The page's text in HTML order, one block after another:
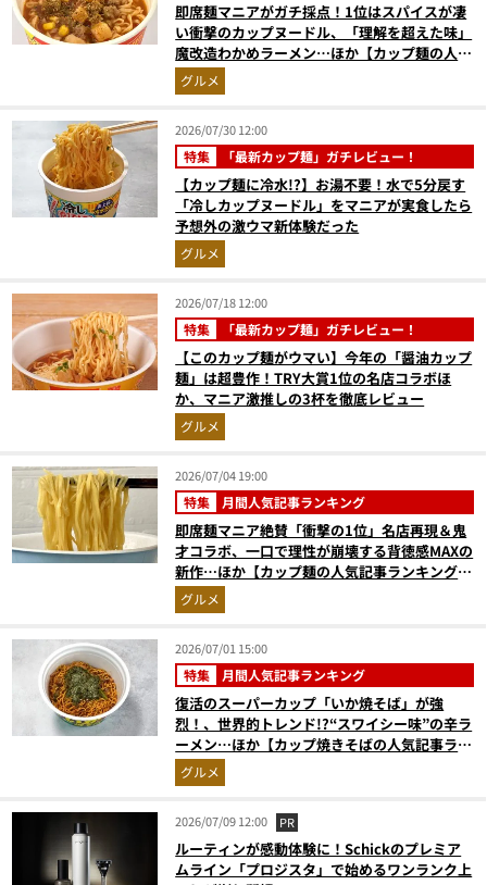
即席麺マニアがガチ採点！1位はスパイスが凄
い衝撃のカップヌードル、「理解を超えた味」
魔改造わかめラーメン…ほか【カップ麺の人気
記事ランキングベスト3】（2026年6月版）
グルメ
2026/07/30 12:00
特集 「最新カップ麺」ガチレビュー！
【カップ麺に冷水!?】お湯不要！水で5分戻す
「冷しカップヌードル」をマニアが実食したら
予想外の激ウマ新体験だった
グルメ
2026/07/18 12:00
特集 「最新カップ麺」ガチレビュー！
【このカップ麺がウマい】今年の「醤油カップ
麺」は超豊作！TRY大賞1位の名店コラボほ
か、マニア激推しの3杯を徹底レビュー
グルメ
2026/07/04 19:00
特集 月間人気記事ランキング
即席麺マニア絶賛「衝撃の1位」名店再現＆鬼
才コラボ、一口で理性が崩壊する背徳感MAXの
新作…ほか【カップ麺の人気記事ランキングベ
スト3】（2026年5月版）
グルメ
2026/07/01 15:00
特集 月間人気記事ランキング
復活のスーパーカップ「いか焼そば」が強
烈！、世界的トレンド!?“スワイシー味”の辛ラ
ーメン…ほか【カップ焼きそばの人気記事ラン
キングベスト3】（2026年5月版）
グルメ
2026/07/09 12:00 PR
ルーティンが感動体験に！Schickのプレミア
ムライン「プロジスタ」で始めるワンランク上